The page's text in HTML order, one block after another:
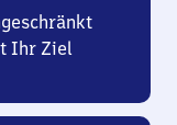
Ihr Ziel